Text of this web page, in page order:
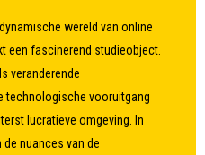
wereld van online
een fascinerend studieobject.
veranderende
technologische vooruitgang
lucratieve omgeving. In
nuances van de